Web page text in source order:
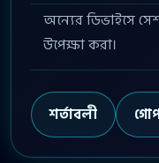
অন্যের ডিভাইসে
উপেক্ষা করা।
শর্তাবলী